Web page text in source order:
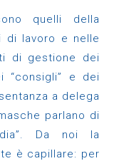
quelli della
di lavoro e nelle
di gestione dei
“consigli” e dei
a delega
parlano di
Da noi la
è capillare: per